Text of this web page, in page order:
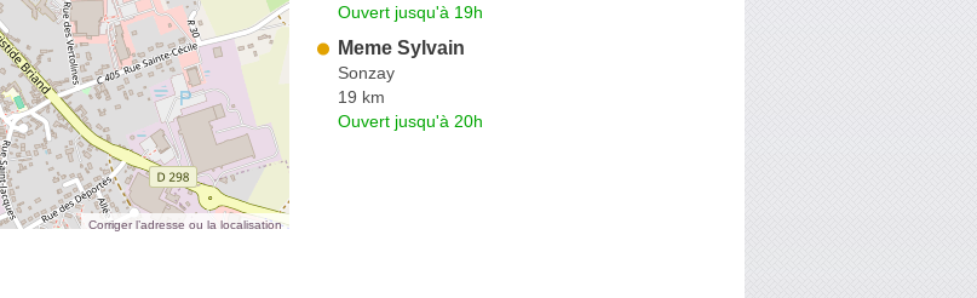
Corriger l’adresse ou la localisation
Ouvert jusqu'à 19h
Meme Sylvain
Sonzay
19 km
Ouvert jusqu'à 20h